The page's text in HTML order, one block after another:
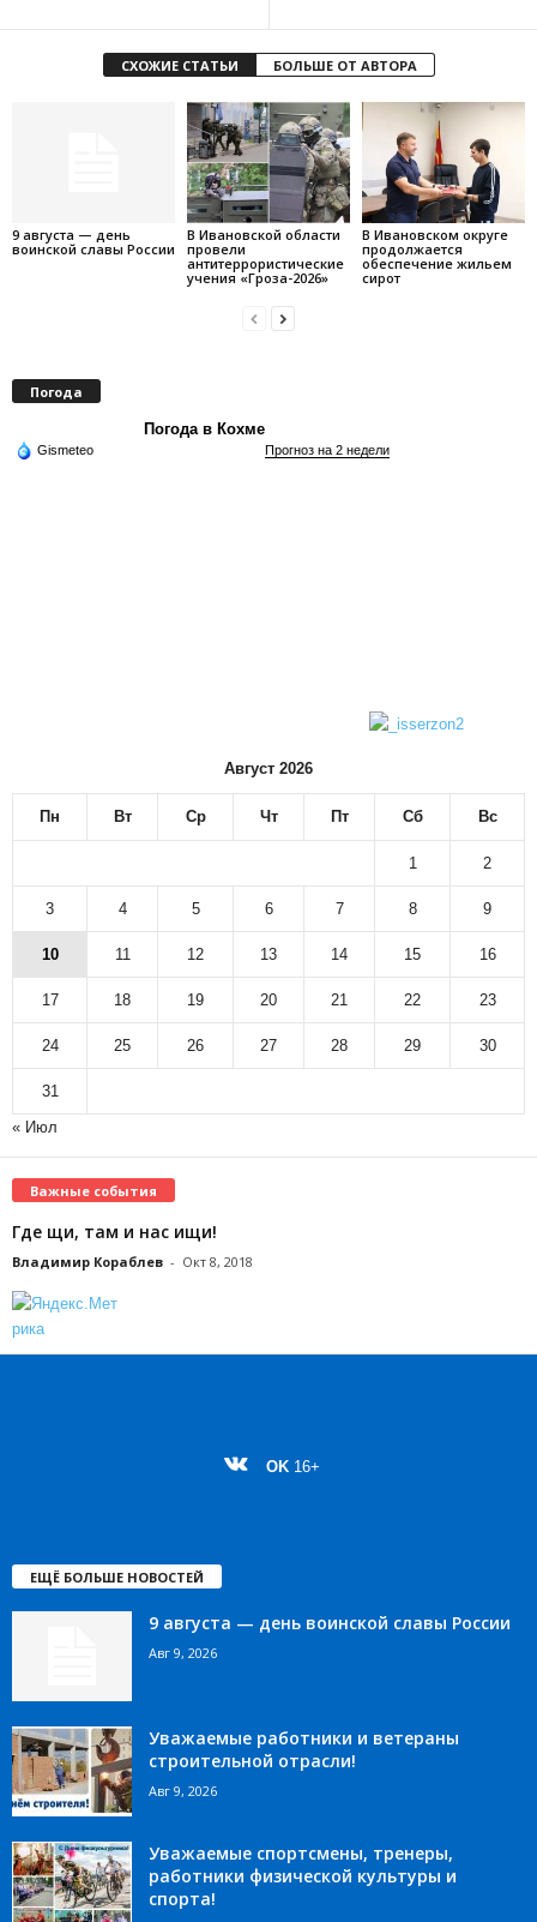
СХОЖИЕ СТАТЬИ БОЛЬШЕ ОТ АВТОРА
9 августа — день
воинской славы России
В Ивановской области
провели
антитеррористические
учения «Гроза-2026»
В Ивановском округе
продолжается
обеспечение жильем
сирот
Погода
Погода в Кохме
Gismeteo Прогноз на 2 недели
Август 2026
Пн Вт Ср Чт Пт Сб Вс
1 2
3 4 5 6 7 8 9
10 11 12 13 14 15 16
17 18 19 20 21 22 23
24 25 26 27 28 29 30
31
« Июл
Важные события
Где щи, там и нас ищи!
Владимир Кораблев - Окт 8, 2018
OK 16+
ЕЩЁ БОЛЬШЕ НОВОСТЕЙ
9 августа — день воинской славы России
Авг 9, 2026
Уважаемые работники и ветераны
строительной отрасли!
Авг 9, 2026
Уважаемые спортсмены, тренеры,
работники физической культуры и
спорта!